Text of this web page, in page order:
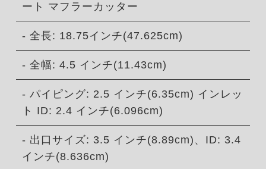
ート マフラーカッター
- 全長: 18.75インチ(47.625cm)
- 全幅: 4.5 インチ(11.43cm)
- パイピング: 2.5 インチ(6.35cm) インレッ
ト ID: 2.4 インチ(6.096cm)
- 出口サイズ: 3.5 インチ(8.89cm)、ID: 3.4
インチ(8.636cm)